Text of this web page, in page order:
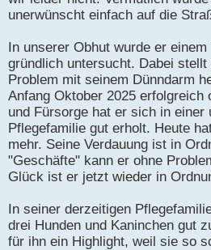
unerwünscht einfach auf die
In unserer Obhut wurde er
gründlich untersucht. Dabei
Problem mit seinem Dünndarm
Anfang Oktober 2025 erfolgreich
und Fürsorge hat er sich in einer
Pflegefamilie gut erholt. Heute
mehr. Seine Verdauung ist in
"Geschäfte" kann er ohne
Glück ist er jetzt wieder in
In seiner derzeitigen
drei Hunden und Kaninchen gut
für ihn ein Highlight, weil sie so